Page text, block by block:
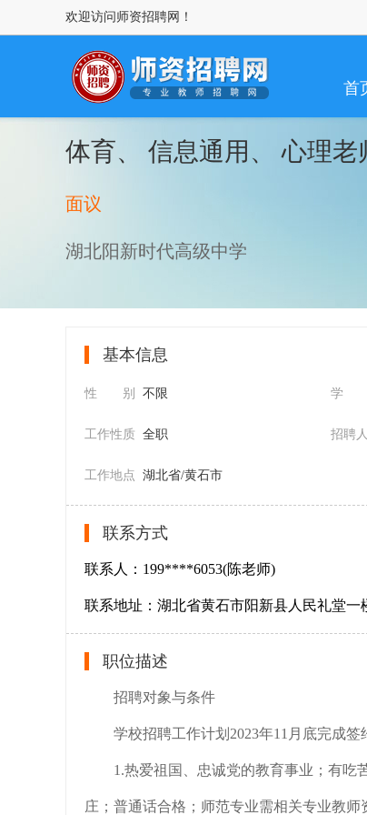
欢迎访问师资招聘网！
首
体育、 信息通用、 心理老
面议
湖北阳新时代高级中学
基本信息
性 别 不限 学
工作性质 全职 招聘
工作地点 湖北省/黄石市
联系方式
联系人：199****6053(陈老师)
联系地址：湖北省黄石市阳新县人民礼堂一
职位描述
招聘对象与条件
学校招聘工作计划2023年11月底完成签
1.热爱祖国、忠诚党的教育事业；有吃
庄；普通话合格；师范专业需相关专业教